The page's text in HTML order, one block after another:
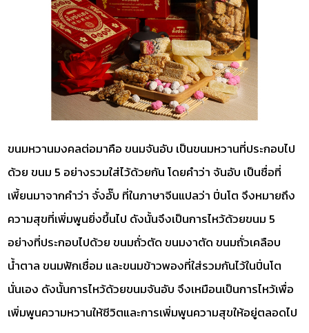
ขนมหวานมงคลต่อมาคือ ขนมจันอับ เป็นขนมหวานที่ประกอบไป
ด้วย ขนม 5 อย่างรวมใส่ไว้ด้วยกัน โดยคำว่า จันอับ เป็นชื่อที่
เพี้ยนมาจากคำว่า จั๋งอั๊บ ที่ในภาษาจีนแปลว่า ปิ่นโต จึงหมายถึง
ความสุขที่เพิ่มพูนยิ่งขึ้นไป ดังนั้นจึงเป็นการไหว้ด้วยขนม 5
อย่างที่ประกอบไปด้วย ขนมถั่วตัด ขนมงาตัด ขนมถั่วเคลือบ
น้ำตาล ขนมฟักเชื่อม และขนมข้าวพองที่ใส่รวมกันไว้ในปิ่นโต
นั่นเอง ดังนั้นการไหว้ด้วยขนมจันอับ จึงเหมือนเป็นการไหว้เพื่อ
เพิ่มพูนความหวานให้ชีวิตและการเพิ่มพูนความสุขให้อยู่ตลอดไป